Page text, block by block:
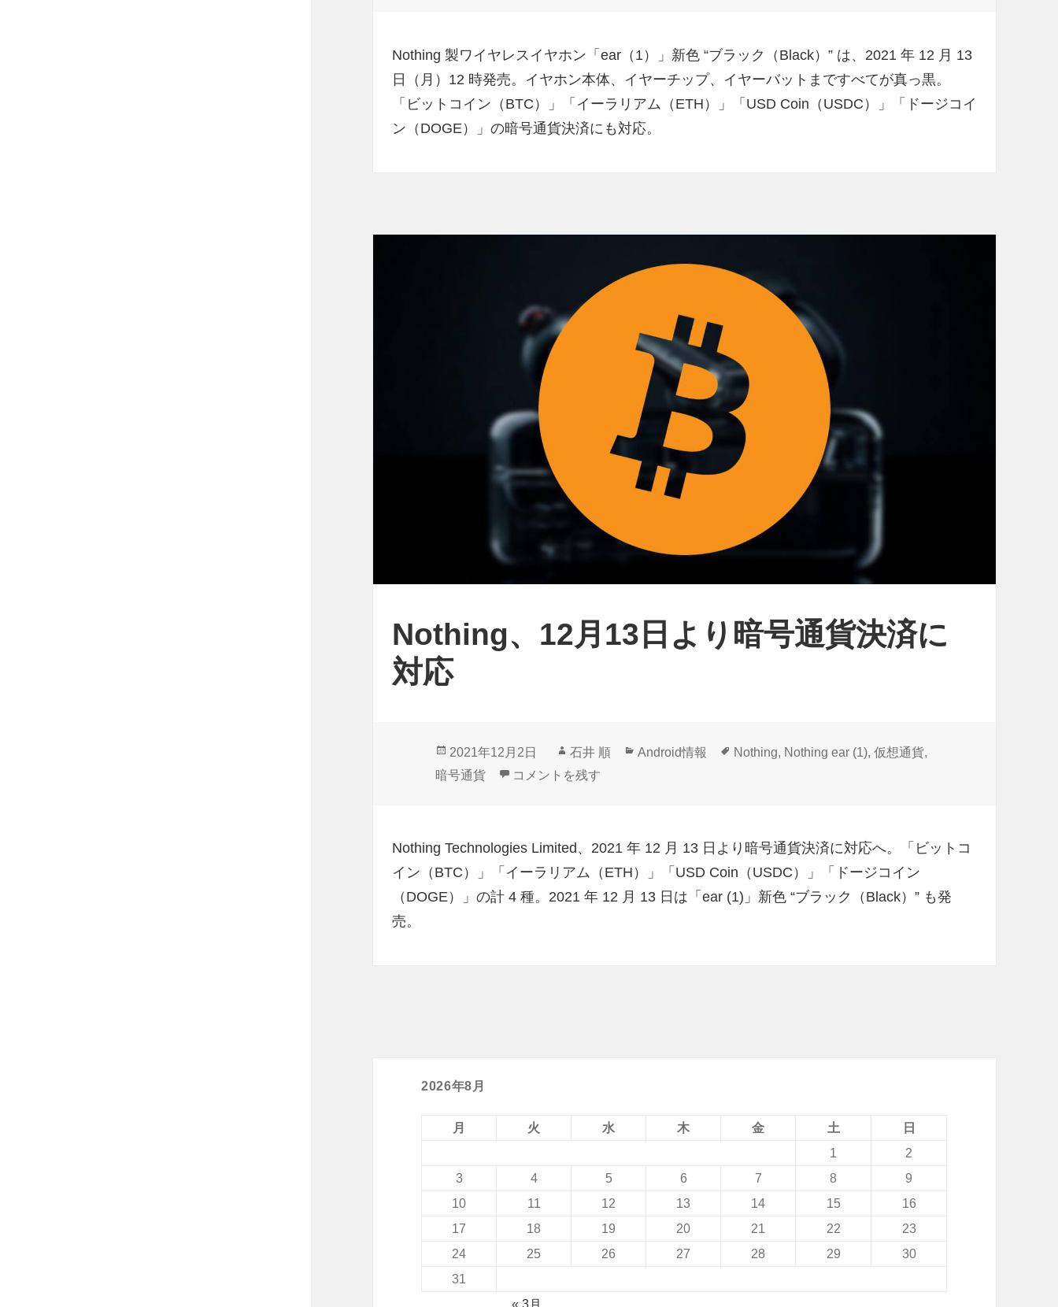
ー
Nothing 製ワイヤレスイヤホン「ear（1）」新色 “ブラック（Black）” は、2021 年 12 月 13
日（月）12 時発売。イヤホン本体、イヤーチップ、イヤーバットまですべてが真っ黒。
「ビットコイン（BTC）」「イーラリアム（ETH）」「USD Coin（USDC）」「ドージコイ
ン（DOGE）」の暗号通貨決済にも対応。
Nothing、12月13日より暗号通貨決済に
対応
投
稿
2021年12月2日
作
成
石井 順
カ
Android情報
タ
Nothing, Nothing ear (1),仮想通貨,
暗号通貨
Nothing、12月13日より暗号通貨決済に対応 に
コメントを残す
Nothing Technologies Limited、2021 年 12 月 13 日より暗号通貨決済に対応へ。「ビットコ
イン（BTC）」「イーラリアム（ETH）」「USD Coin（USDC）」「ドージコイン
（DOGE）」の計 4 種。2021 年 12 月 13 日は「ear (1)」新色 “ブラック（Black）” も発
売。
2026年8月
月 火 水 木 金 土
日
1
2
3
4 5 6 7 8
9
10
11 12 13 14 15
16
17
18 19 20 21 22
23
24
25 26 27 28 29
30
31
« 3月